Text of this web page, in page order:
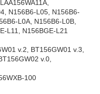
N156B6-L05, N156B6-
L0A, N156B6-L0B,
L11, N156BGE-L21
v.2, BT156GW01 v.3,
v.0,
100